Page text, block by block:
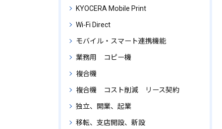
KYOCERA Mobile Print
Wi‑Fi Direct
モバイル・スマート連携機能
業務用 コピー機
複合機
複合機 コスト削減 リース契約
独立、開業、起業
移転、支店開設、新設